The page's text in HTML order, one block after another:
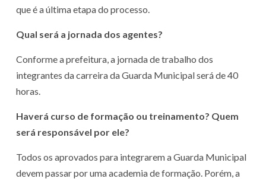
que é a última etapa do processo.
Qual será a jornada dos agentes?
Conforme a prefeitura, a jornada de trabalho dos
integrantes da carreira da Guarda Municipal será de 40
horas.
Haverá curso de formação ou treinamento? Quem
será responsável por ele?
Todos os aprovados para integrarem a Guarda Municipal
devem passar por uma academia de formação. Porém, a